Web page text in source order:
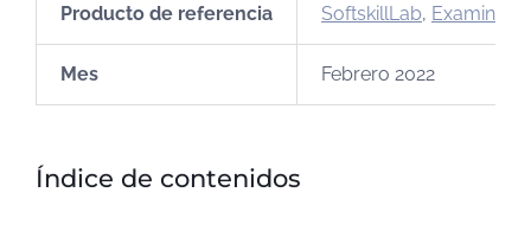
Producto de referencia SoftskillLab, ExaminLab
Mes Febrero 2022
Índice de contenidos